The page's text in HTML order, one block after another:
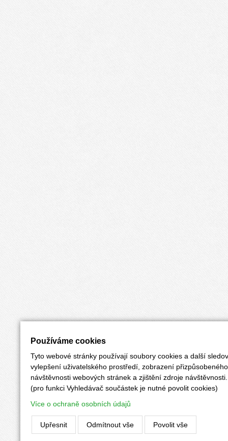
Používáme cookies
Tyto webové stránky používají soubory cookies a další
vylepšení uživatelského prostředí, zobrazení
návštěvnosti webových stránek a zjištění zdroje návštěvnosti.
(pro funkci Vyhledávač součástek je nutné povolit cookies)
Více o ochraně osobních údajů
Upřesnit Odmítnout vše Povolit vše